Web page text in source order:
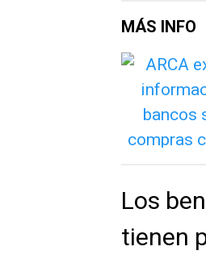
MÁS INFO
Los
tienen